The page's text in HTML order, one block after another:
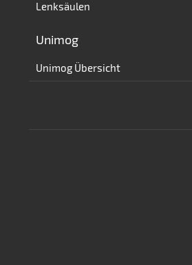
Lenksäulen
Unimog
Unimog Übersicht